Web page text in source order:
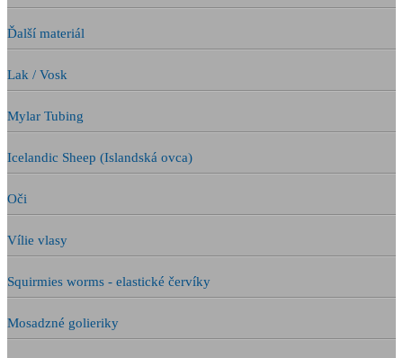
Ďalší materiál
Lak / Vosk
Mylar Tubing
Icelandic Sheep (Islandská ovca)
Oči
Vílie vlasy
Squirmies worms - elastické červíky
Mosadzné golieriky